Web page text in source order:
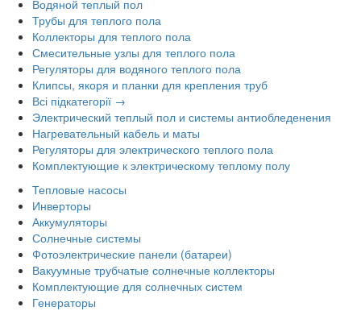
Водяной теплый пол
Трубы для теплого пола
Коллекторы для теплого пола
Смесительные узлы для теплого пола
Регуляторы для водяного теплого пола
Клипсы, якоря и планки для крепления труб
Всі підкатегорії →
Электрический теплый пол и системы антиобледенения
Нагревательный кабель и маты
Регуляторы для электрического теплого пола
Комплектующие к электрическому теплому полу
Тепловые насосы
Инверторы
Аккумуляторы
Солнечные системы
Фотоэлектрические панели (батареи)
Вакуумные трубчатые солнечные коллекторы
Комплектующие для солнечных систем
Генераторы